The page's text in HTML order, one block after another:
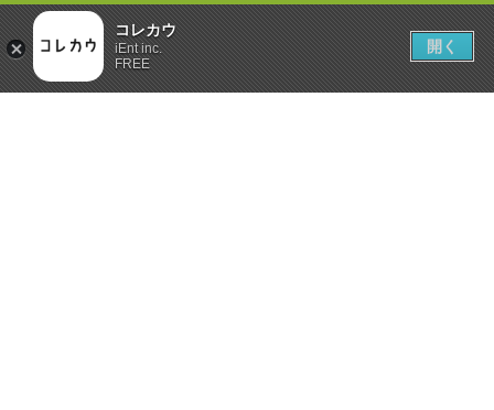
コレカウ
iEnt inc.
FREE
開く